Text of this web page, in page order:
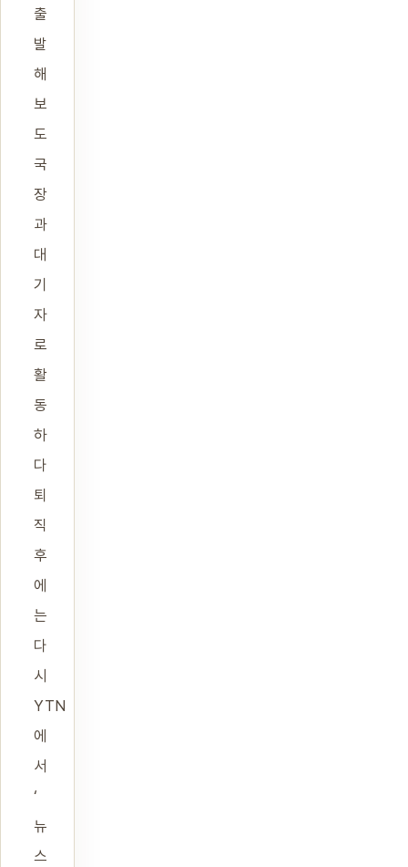
출
발
해
보
도
국
장
과
대
기
자
로
활
동
하
다
퇴
직
후
에
는
다
시
YTN
에
서
‘
뉴
스